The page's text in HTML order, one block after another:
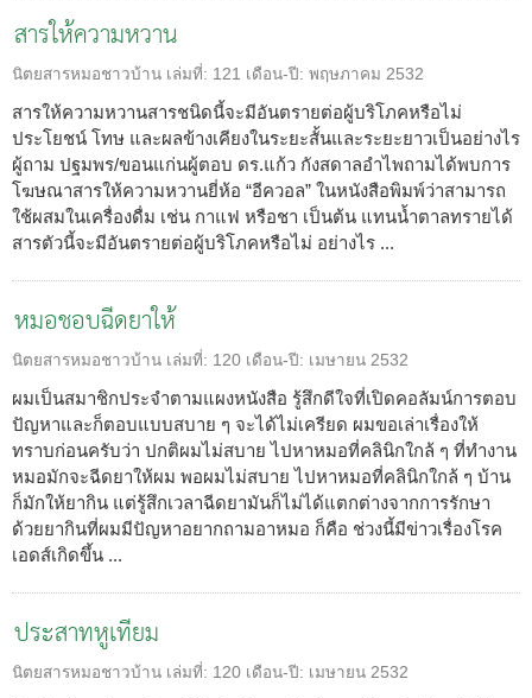
สารให้ความหวาน
นิตยสารหมอชาวบ้าน เล่มที่: 121 เดือน-ปี: พฤษภาคม 2532
สารให้ความหวานสารชนิดนี้จะมีอันตรายต่อผู้บริโภคหรือไม่
ประโยชน์ โทษ และผลข้างเคียงในระยะสั้นและระยะยาวเป็นอย่างไร
ผู้ถาม ปฐมพร/ขอนแก่นผู้ตอบ ดร.แก้ว กังสดาลอำไพถามได้พบการ
โฆษณาสารให้ความหวานยี่ห้อ “อีควอล” ในหนังสือพิมพ์ว่าสามารถ
ใช้ผสมในเครื่องดื่ม เช่น กาแฟ หรือชา เป็นต้น แทนน้ำตาลทรายได้
สารตัวนี้จะมีอันตรายต่อผู้บริโภคหรือไม่ อย่างไร ...
หมอชอบฉีดยาให้
นิตยสารหมอชาวบ้าน เล่มที่: 120 เดือน-ปี: เมษายน 2532
ผมเป็นสมาชิกประจำตามแผงหนังสือ รู้สึกดีใจที่เปิดคอลัมน์การตอบ
ปัญหาและก็ตอบแบบสบาย ๆ จะได้ไม่เครียด ผมขอเล่าเรื่องให้
ทราบก่อนครับว่า ปกติผมไม่สบาย ไปหาหมอที่คลินิกใกล้ ๆ ที่ทำงาน
หมอมักจะฉีดยาให้ผม พอผมไม่สบาย ไปหาหมอที่คลินิกใกล้ ๆ บ้าน
ก็มักให้ยากิน แต่รู้สึกเวลาฉีดยามันก็ไม่ได้แตกต่างจากการรักษา
ด้วยยากินที่ผมมีปัญหาอยากถามอาหมอ ก็คือ ช่วงนี้มีข่าวเรื่องโรค
เอดส์เกิดขึ้น ...
ประสาทหูเทียม
นิตยสารหมอชาวบ้าน เล่มที่: 120 เดือน-ปี: เมษายน 2532